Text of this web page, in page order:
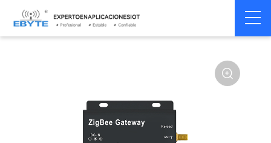
Home > Módem >
inalámbrico
